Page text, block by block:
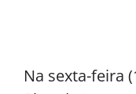
Na sexta-feira